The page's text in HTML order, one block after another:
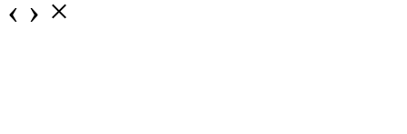
‹ › ×